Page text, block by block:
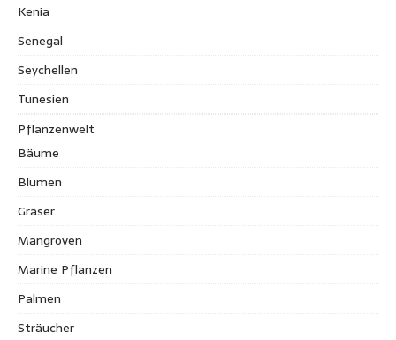
Kenia
Senegal
Seychellen
Tunesien
Pflanzenwelt
Bäume
Blumen
Gräser
Mangroven
Marine Pflanzen
Palmen
Sträucher